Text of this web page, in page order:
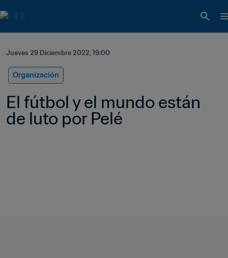
Jueves 29 Diciembre 2022, 19:00
Organización
El fútbol y el mundo están
de luto por Pelé